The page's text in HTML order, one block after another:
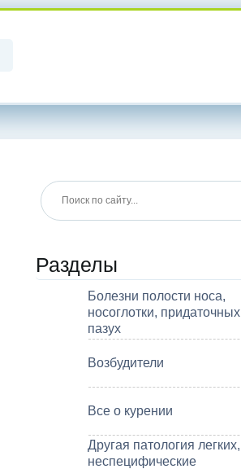
Разделы
Болезни полости носа,
носоглотки, придаточных
пазух
Возбудители
Все о курении
Другая патология легких,
неспецифические